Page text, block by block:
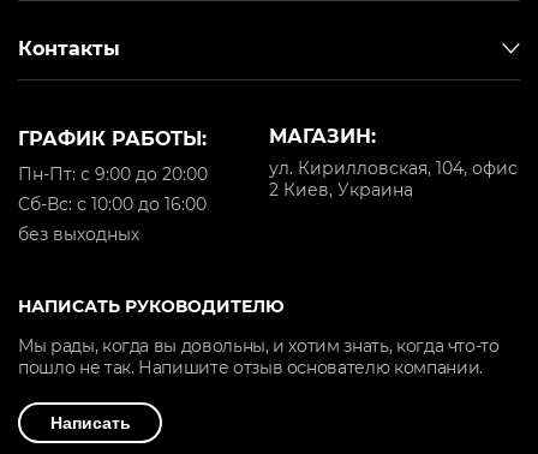
Контакты
МАГАЗИН:
ул. Кирилловская, 104, офис
2 Киев, Украина
ГРАФИК РАБОТЫ:
Пн-Пт: с 9:00 до 20:00
Cб-Вс: с 10:00 до 16:00
без выходных
НАПИСАТЬ РУКОВОДИТЕЛЮ
Мы рады, когда вы довольны, и хотим знать, когда что-то
пошло не так. Напишите отзыв основателю компании.
Написать